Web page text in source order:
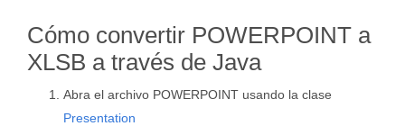
Cómo convertir POWERPOINT a
XLSB a través de Java
Abra el archivo POWERPOINT usando la clase
Presentation